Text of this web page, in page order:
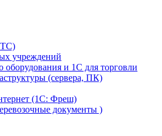
учреждений
оборудования и 1С для торговли
(сервера, ПК)
(1С: Фреш)
документы )